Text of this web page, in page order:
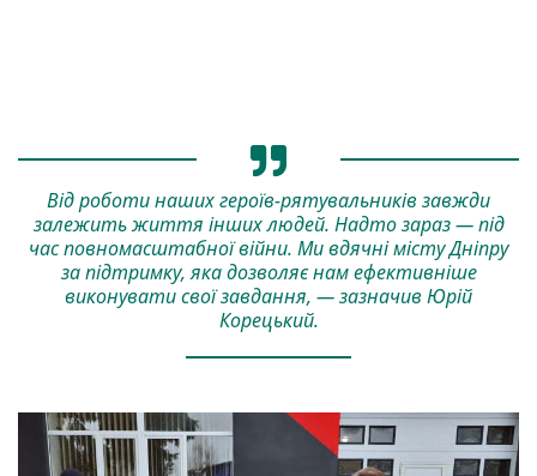
Від роботи наших героїв-рятувальників завжди
залежить життя інших людей. Надто зараз — під
час повномасштабної війни. Ми вдячні місту Дніпру
за підтримку, яка дозволяє нам ефективніше
виконувати свої завдання, — зазначив Юрій
Корецький.